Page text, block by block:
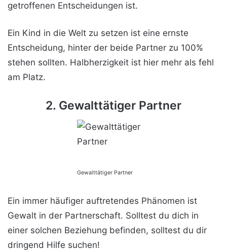
getroffenen Entscheidungen ist.
Ein Kind in die Welt zu setzen ist eine ernste
Entscheidung, hinter der beide Partner zu 100%
stehen sollten. Halbherzigkeit ist hier mehr als fehl
am Platz.
2. Gewalttätiger Partner
Gewalttätiger Partner
Ein immer häufiger auftretendes Phänomen ist
Gewalt in der Partnerschaft. Solltest du dich in
einer solchen Beziehung befinden, solltest du dir
dringend Hilfe suchen!